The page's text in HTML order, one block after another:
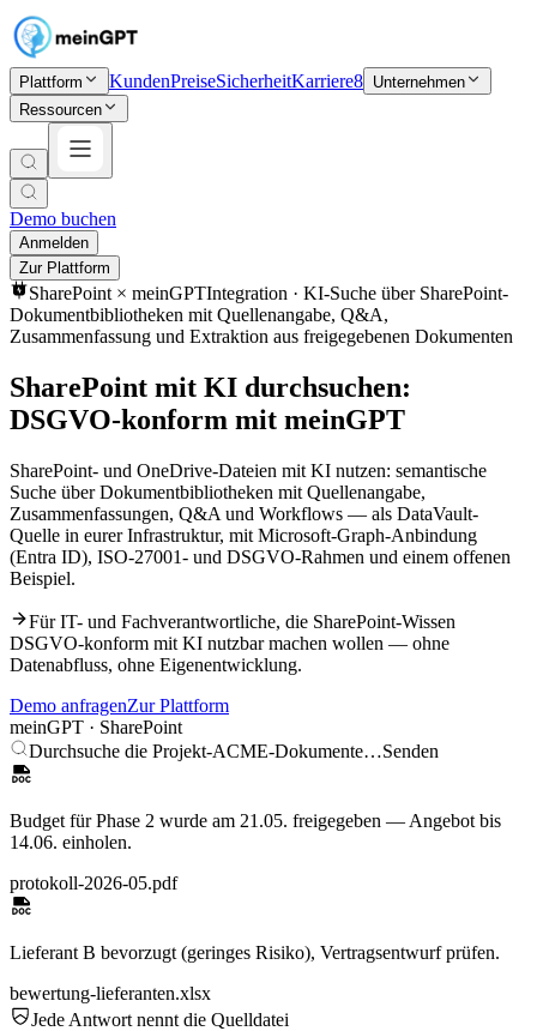
Plattform KundenPreiseSicherheitKarriere8 Unternehmen
Ressourcen
Demo buchen
Anmelden
Zur Plattform
SharePoint × meinGPTIntegration · KI-Suche über SharePoint-
Dokumentbibliotheken mit Quellenangabe, Q&A,
Zusammenfassung und Extraktion aus freigegebenen Dokumenten
SharePoint mit KI durchsuchen:
DSGVO-konform mit meinGPT
SharePoint- und OneDrive-Dateien mit KI nutzen: semantische
Suche über Dokumentbibliotheken mit Quellenangabe,
Zusammenfassungen, Q&A und Workflows — als DataVault-
Quelle in eurer Infrastruktur, mit Microsoft-Graph-Anbindung
(Entra ID), ISO-27001- und DSGVO-Rahmen und einem offenen
Beispiel.
Für IT- und Fachverantwortliche, die SharePoint-Wissen
DSGVO-konform mit KI nutzbar machen wollen — ohne
Datenabfluss, ohne Eigenentwicklung.
Demo anfragenZur Plattform
meinGPT · SharePoint
Durchsuche die Projekt-ACME-Dokumente…Senden
Budget für Phase 2 wurde am 21.05. freigegeben — Angebot bis
14.06. einholen.
protokoll-2026-05.pdf
Lieferant B bevorzugt (geringes Risiko), Vertragsentwurf prüfen.
bewertung-lieferanten.xlsx
Jede Antwort nennt die Quelldatei